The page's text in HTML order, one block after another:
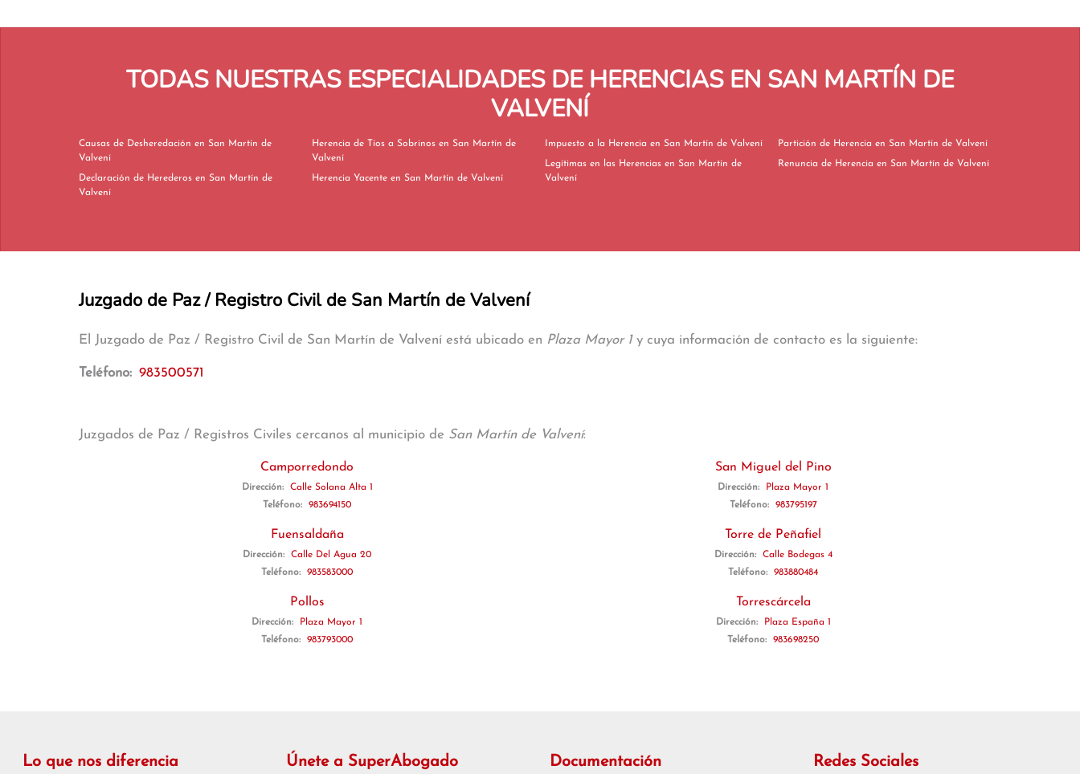
TODAS NUESTRAS ESPECIALIDADES DE HERENCIAS EN SAN MARTÍN DE
VALVENÍ
Causas de Desheredación en San Martín de
Valvení
Declaración de Herederos en San Martín de
Valvení
Herencia de Tíos a Sobrinos en San Martín de
Valvení
Herencia Yacente en San Martín de Valvení
Impuesto a la Herencia en San Martín de Valvení
Legítimas en las Herencias en San Martín de
Valvení
Partición de Herencia en San Martín de Valvení
Renuncia de Herencia en San Martín de Valvení
Juzgado de Paz / Registro Civil de San Martín de Valvení
El Juzgado de Paz / Registro Civil de San Martín de Valvení está ubicado en Plaza Mayor 1y cuya información de contacto es la siguiente:
Teléfono: 983500571
Juzgados de Paz / Registros Civiles cercanos al municipio de San Martín de Valvení:
Camporredondo
Dirección:
Calle Solana Alta 1
Teléfono:
983694150
Fuensaldaña
Dirección:
Calle Del Agua 20
Teléfono:
983583000
Pollos
Dirección:
Plaza Mayor 1
Teléfono:
983793000
San Miguel del Pino
Dirección:
Plaza Mayor 1
Teléfono:
983795197
Torre de Peñafiel
Dirección:
Calle Bodegas 4
Teléfono:
983880484
Torrescárcela
Dirección:
Plaza España 1
Teléfono:
983698250
Lo que nos diferencia Únete a SuperAbogado Documentación Redes Sociales